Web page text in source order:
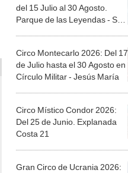
del 15 Julio al 30 Agosto.
Parque de las Leyendas - San
Circo Montecarlo 2026: Del 17
de Julio hasta el 30 Agosto en
Círculo Militar - Jesús María
Circo Místico Condor 2026:
Del 25 de Junio. Explanada
Costa 21
Gran Circo de Ucrania 2026: